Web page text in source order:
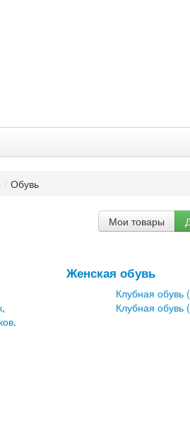
/ Обувь
Мои товары
,
.
Женская обувь
Клубная обувь
Клубная обувь